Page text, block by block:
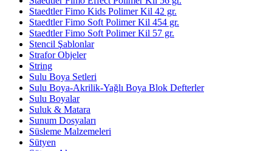
Staedtler Fimo Kids Polimer Kil 42 gr.
Staedtler Fimo Soft Polimer Kil 454 gr.
Staedtler Fimo Soft Polimer Kil 57 gr.
Stencil Şablonlar
Strafor Objeler
String
Sulu Boya Setleri
Sulu Boya-Akrilik-Yağlı Boya Blok Defterler
Sulu Boyalar
Suluk & Matara
Sunum Dosyaları
Süsleme Malzemeleri
Sütyen